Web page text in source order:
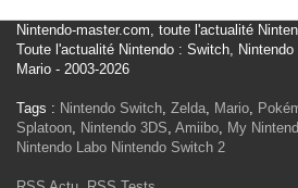
Nintendo-master.com, toute l'actualité
Toute l'actualité Nintendo : Switch,
Mario - 2003-2026
Tags : Nintendo Switch, Zelda, Mario,
Splatoon, Nintendo 3DS, Amiibo, My
Nintendo Labo Nintendo Switch 2